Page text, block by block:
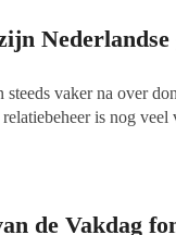
zijn meer en meer
zij zouden zomaar
ervan? Een
2022 werkzaam op
Nederlandse
steeds vaker na over
is nog
de Vakdag